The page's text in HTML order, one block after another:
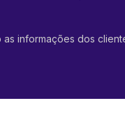
informações dos